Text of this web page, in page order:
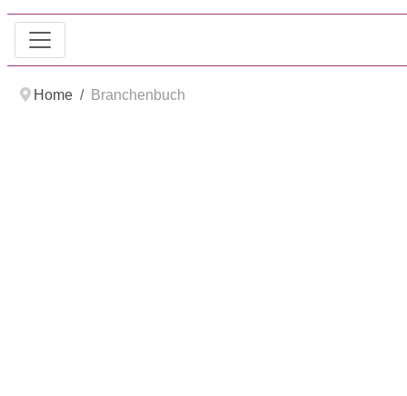
Home Branchenbuch